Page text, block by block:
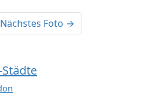
Nächstes Foto →